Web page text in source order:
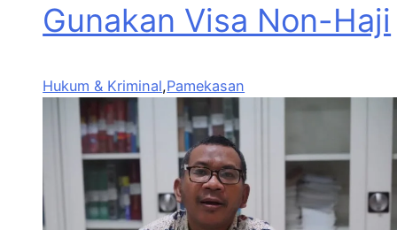
Gunakan Visa Non-Haji
Hukum & Kriminal,Pamekasan